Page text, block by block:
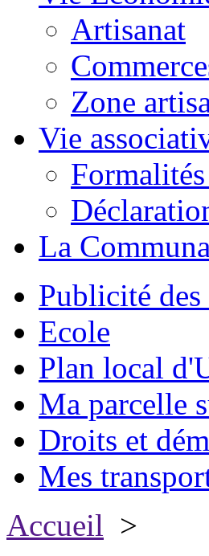
Artisanat
Zone
Vie
La
Publicité
Ecole
Plan local
Ma parcelle
Droits et
Mes
Accueil >